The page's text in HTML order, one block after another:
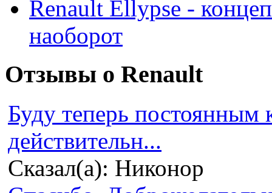
Renault Ellypse -
наоборот
Отзывы о Renault
Буду теперь
действительн...
Сказал(а): Никонор